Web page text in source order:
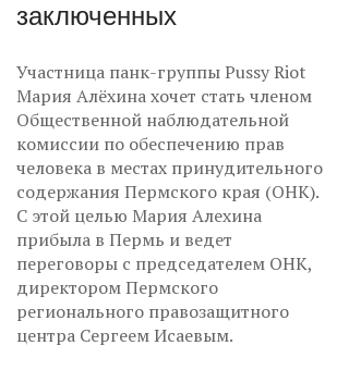
заключенных
Участница панк-группы Pussy Riot
Мария Алёхина хочет стать членом
Общественной наблюдательной
комиссии по обеспечению прав
человека в местах принудительного
содержания Пермского края (ОНК).
С этой целью Мария Алехина
прибыла в Пермь и ведет
переговоры с председателем ОНК,
директором Пермского
регионального правозащитного
центра Сергеем Исаевым.